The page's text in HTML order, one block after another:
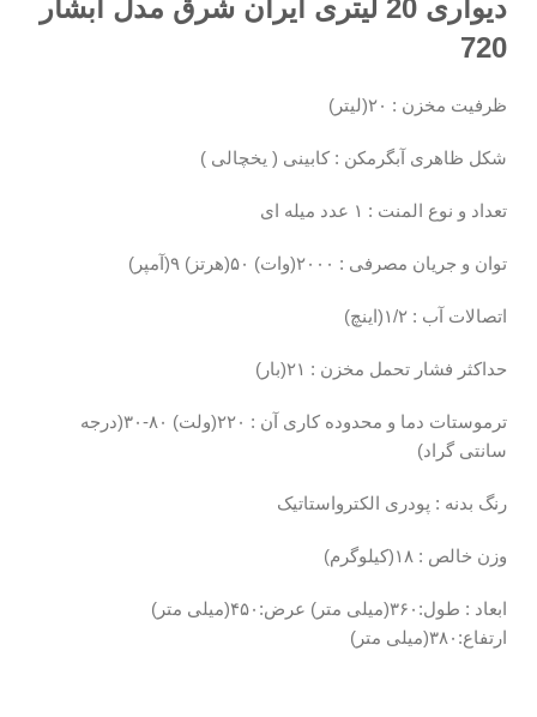
دیواری 20 لیتری ایران شرق مدل آبشار
720
ظرفیت مخزن : ۲۰(لیتر)
شکل ظاهری آبگرمکن : کابینی ( یخچالی )
تعداد و نوع المنت : ۱ عدد میله ای
توان و جریان مصرفی : ۲۰۰۰(وات) ۵۰(هرتز) ۹(آمپر)
اتصالات آب : ۱/۲(اینچ)
حداکثر فشار تحمل مخزن : ۲۱(بار)
ترموستات دما و محدوده کاری آن : ۲۲۰(ولت) ۸۰-۳۰(درجه
سانتی گراد)
رنگ بدنه : پودری الکترواستاتیک
وزن خالص : ۱۸(کیلوگرم)
ابعاد : طول:۳۶۰(میلی متر) عرض:۴۵۰(میلی متر)
ارتفاع:۳۸۰(میلی متر)